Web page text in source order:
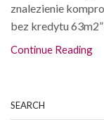
znalezienie
bez kredytu
Continue Reading
SEARCH